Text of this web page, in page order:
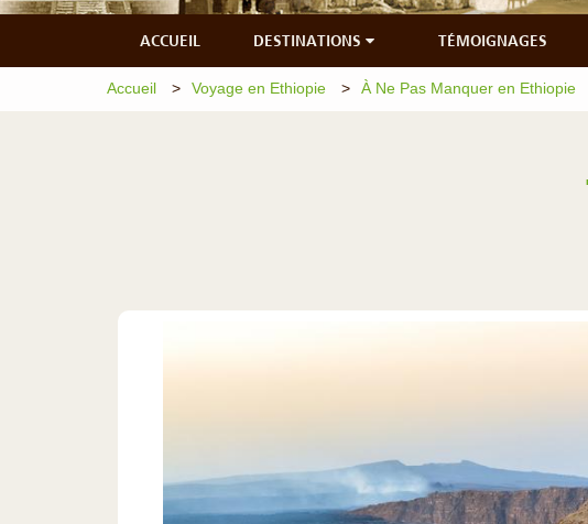
ACCUEIL DESTINATIONS TÉMOIGNAGES
Accueil Voyage en Ethiopie À Ne Pas Manquer en Ethiopie